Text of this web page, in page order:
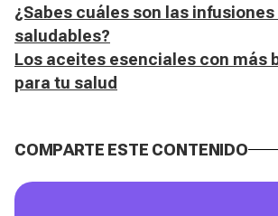
¿Sabes cuáles son las
saludables?
Los aceites esenciales con más
para tu salud
COMPARTE ESTE CONTENIDO